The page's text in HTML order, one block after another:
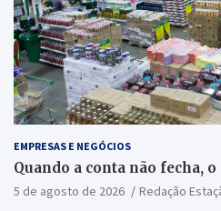
EMPRESAS E NEGÓCIOS
Quando a conta não fecha,
5 de agosto de 2026 Redação